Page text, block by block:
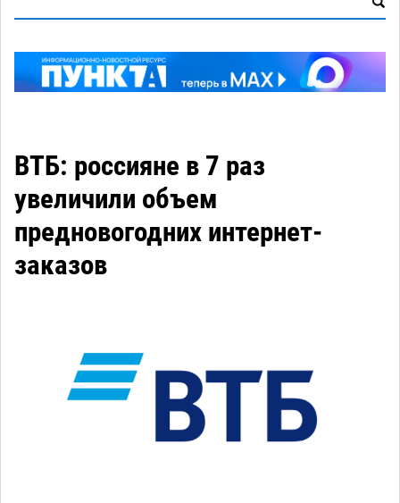
ВТБ: россияне в 7 раз
увеличили объем
предновогодних интернет-
заказов